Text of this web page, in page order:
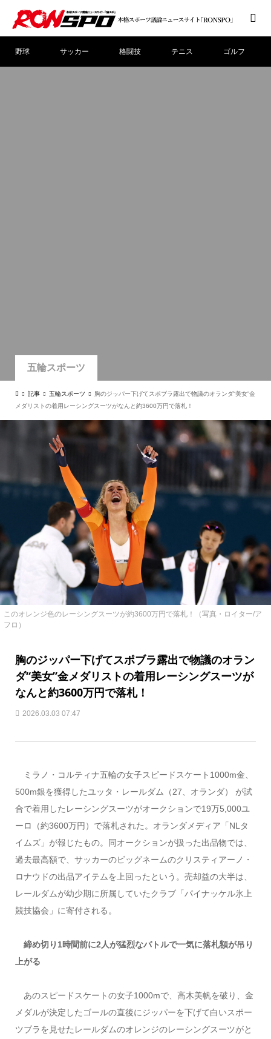
野球 サッカー 格闘技 テニス ゴルフ
五輪スポーツ
記事 五輪スポーツ
胸のジッパー下げてスポブラ露出で物議のオランダ“美女”金
メダリストの着用レーシングスーツがなんと約3600万円で落札！
このオレンジ色のレーシングスーツが約3600万円で落札！（写真・ロイター/ア
フロ）
胸のジッパー下げてスポブラ露出で物議のオラン
ダ“美女”金メダリストの着用レーシングスーツが
なんと約3600万円で落札！
2026.03.03 07:47
ミラノ・コルティナ五輪の女子スピードスケート1000m金、
500m銀を獲得したユッタ・レールダム（27、オランダ） が試
合で着用したレーシングスーツがオークションで19万5,000ユ
ーロ（約3600万円）で落札された。オランダメディア「NLタ
イムズ」が報じたもの。同オークションが扱った出品物では、
過去最高額で、サッカーのビッグネームのクリスティアーノ・
ロナウドの出品アイテムを上回ったという。売却益の大半は、
レールダムが幼少期に所属していたクラブ「パイナッケル氷上
競技協会」に寄付される。
締め切り1時間前に2人が猛烈なバトルで一気に落札額が吊り
上がる
あのスピードスケートの女子1000mで、高木美帆を破り、金
メダルが決定したゴールの直後にジッパーを下げて白いスポー
ツブラを見せたレールダムのオレンジのレーシングスーツがと